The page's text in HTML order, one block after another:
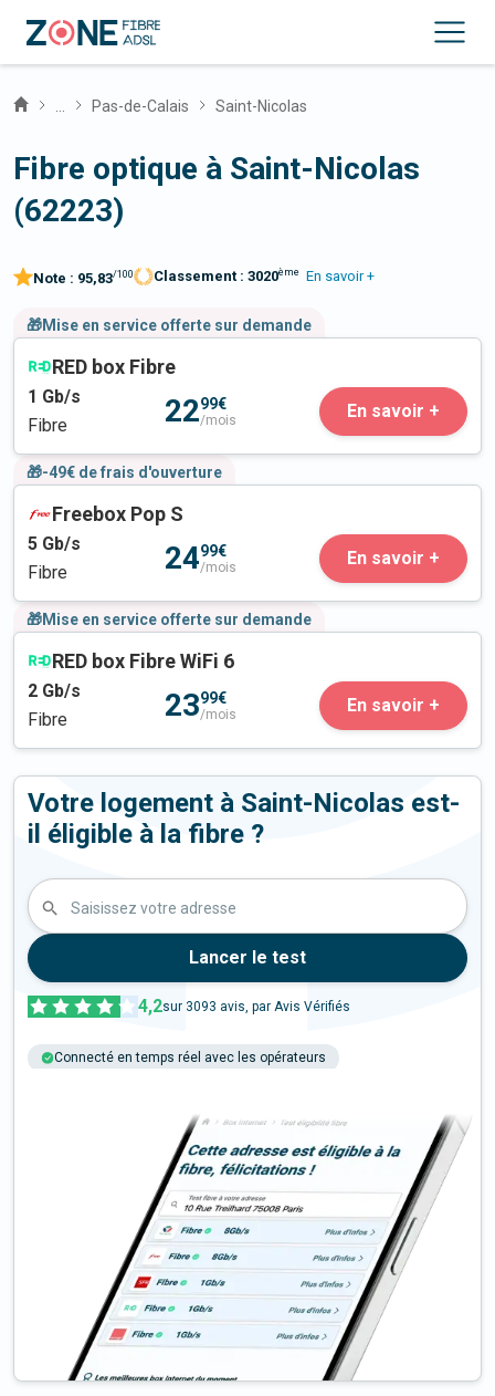
Pas-de-Calais Saint-Nicolas
Fibre optique à Saint-Nicolas
(62223)
Note : 95,83/100 Classement : 3020ème En savoir +
🎁Mise en service offerte sur demande
RED box Fibre
1 Gb/s
Fibre
2299€
/mois En savoir +
🎁-49€ de frais d'ouverture
Freebox Pop S
5 Gb/s
Fibre
2499€
/mois En savoir +
🎁Mise en service offerte sur demande
RED box Fibre WiFi 6
2 Gb/s
Fibre
2399€
/mois En savoir +
Votre logement à Saint-Nicolas est-
il éligible à la fibre ?
Saisissez votre adresse
Lancer le test
4,2sur 3093 avis, par Avis Vérifiés
Connecté en temps réel avec les opérateurs